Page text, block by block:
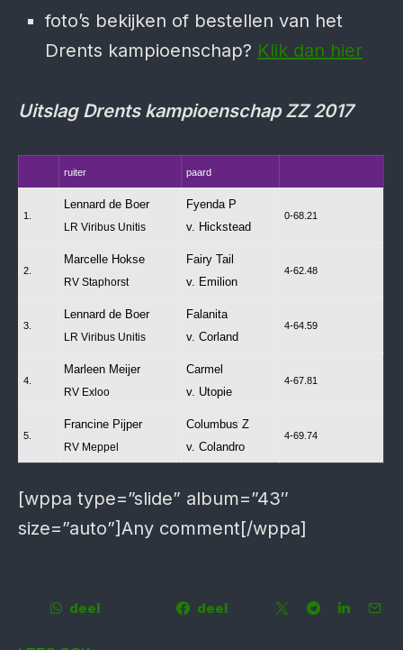
foto’s bekijken of bestellen van het
Drents kampioenschap? Klik dan hier
Uitslag Drents kampioenschap ZZ 2017
ruiter paard
1.
Lennard de Boer
LR Viribus Unitis
Fyenda P
v. Hickstead
0-68.21
2.
Marcelle Hokse
RV Staphorst
Fairy Tail
v. Emilion
4-62.48
3.
Lennard de Boer
LR Viribus Unitis
Falanita
v. Corland
4-64.59
4.
Marleen Meijer
RV Exloo
Carmel
v. Utopie
4-67.81
5.
Francine Pijper
RV Meppel
Columbus Z
v. Colandro
4-69.74
[wppa type=”slide” album=”43″
size=”auto”]Any comment[/wppa]
deel deel